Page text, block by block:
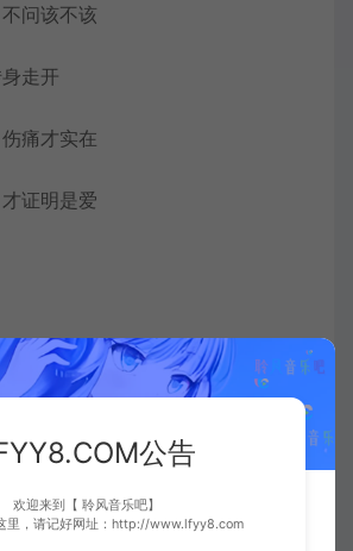
问该不该
走开
痛才实在
证明是爱
公告
欢迎来到【 聆风音乐吧】
里，请记好网址：http://www.lfyy8.com